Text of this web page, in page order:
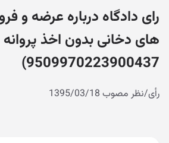
رای دادگاه درباره عرضه و
های دخانی بدون اخذ
9509970223900437)
رأی/نظر مصوب 1395/03/18